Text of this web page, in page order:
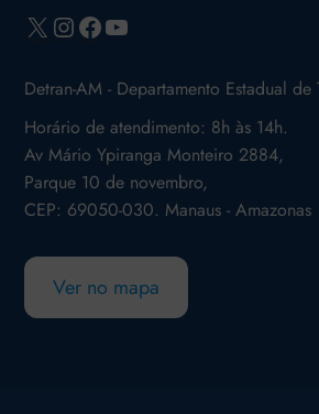
X Instagram
Facebook
Youtube
Detran-AM - Departamento Estadual
Horário de atendimento: 8h às 14h.
Av Mário Ypiranga Monteiro 2884,
Parque 10 de novembro,
CEP: 69050-030. Manaus - Amazonas
Ver no mapa